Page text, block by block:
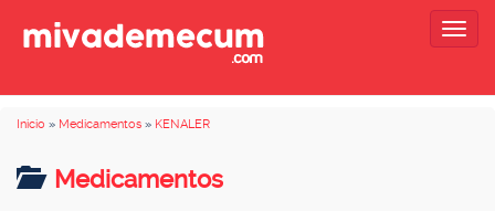
Inicio » Medicamentos » KENALER
Medicamentos